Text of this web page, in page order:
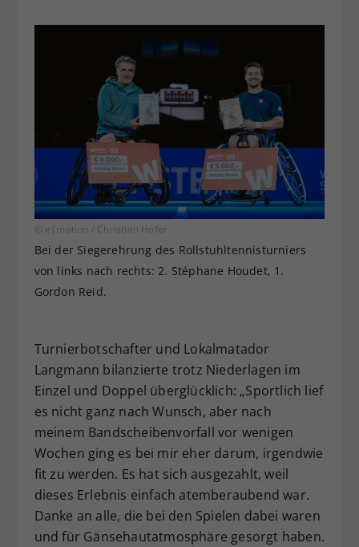
© e|motion / Christian Hofer
Bei der Siegerehrung des Rollstuhltennisturniers
von links nach rechts: 2. Stéphane Houdet, 1.
Gordon Reid.
Turnierbotschafter und Lokalmatador
Langmann bilanzierte trotz Niederlagen im
Einzel und Doppel überglücklich: „Sportlich lief
es nicht ganz nach Wunsch, aber nach
meinem Bandscheibenvorfall vor wenigen
Wochen ging es bei mir eher darum, irgendwie
fit zu werden. Es hat sich ausgezahlt, weil
dieses Erlebnis einfach atemberaubend war.
Danke an alle, die bei den Spielen dabei waren
und für Gänsehautatmosphäre gesorgt haben.